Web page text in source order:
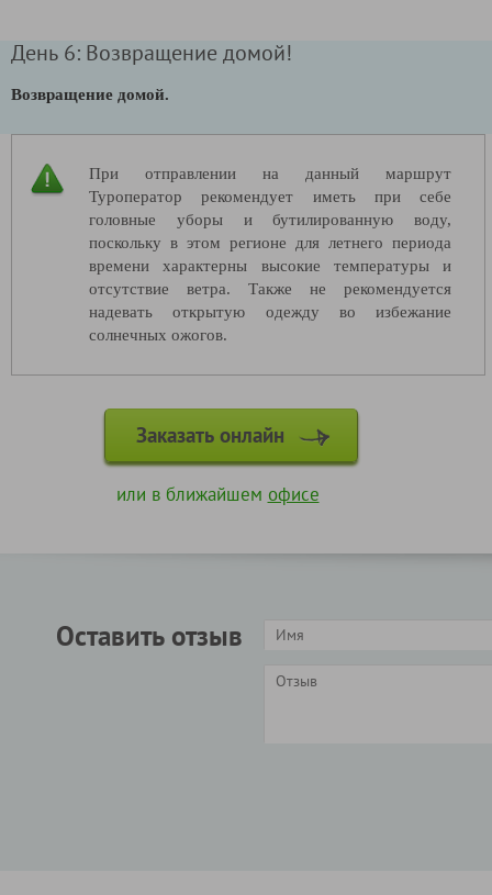
День 6: Возвращение домой!
Возвращение домой.
При отправлении на данный маршрут
Туроператор рекомендует иметь при себе
головные уборы и бутилированную воду,
поскольку в этом регионе для летнего периода
времени характерны высокие температуры и
отсутствие ветра. Также не рекомендуется
надевать открытую одежду во избежание
солнечных ожогов.
Заказать онлайн
или в ближайшем офисе
Оставить отзыв